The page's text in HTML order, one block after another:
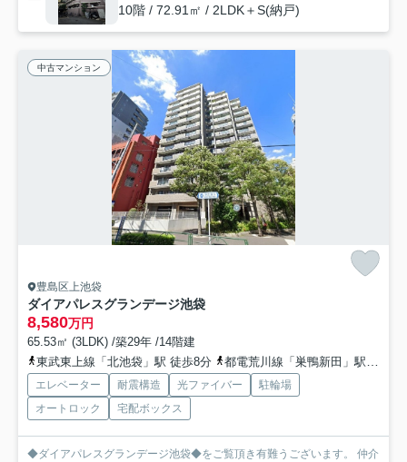
10階 / 72.91㎡ / 2LDK＋S(納戸)
中古マンション
豊島区上池袋
ダイアパレスグランデージ池袋
8,580万円
65.53㎡ (3LDK) /築29年 /14階建
東武東上線「北池袋」駅 徒歩8分
都電荒川線「巣鴨新田」駅 徒歩9分
エレベーター 耐震構造 光ファイバー
駐輪場
オートロック
宅配ボックス
◆ダイアパレスグランデージ池袋◆をご覧頂き有難うございます。 仲介